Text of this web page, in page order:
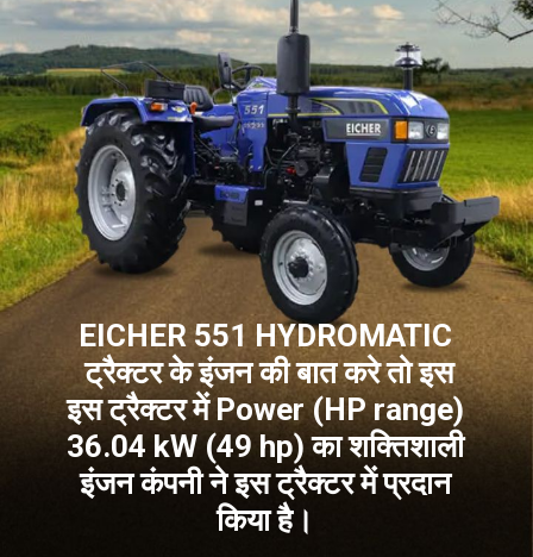
EICHER 551 HYDROMATIC
ट्रैक्टर के इंजन की बात करे तो इस
इस ट्रैक्टर में Power (HP range)
36.04 kW (49 hp) का शक्तिशाली
इंजन कंपनी ने इस ट्रैक्टर में प्रदान
किया है।